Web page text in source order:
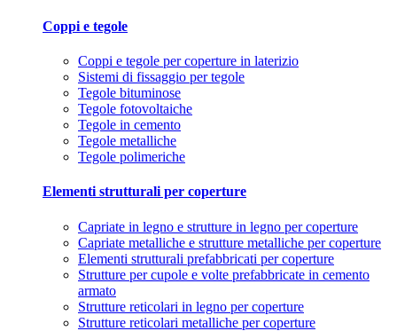
Coppi e tegole
Coppi e tegole per coperture in laterizio
Sistemi di fissaggio per tegole
Tegole bituminose
Tegole fotovoltaiche
Tegole in cemento
Tegole metalliche
Tegole polimeriche
Elementi strutturali per coperture
Capriate in legno e strutture in legno per coperture
Capriate metalliche e strutture metalliche per coperture
Elementi strutturali prefabbricati per coperture
Strutture per cupole e volte prefabbricate in cemento
armato
Strutture reticolari in legno per coperture
Strutture reticolari metalliche per coperture